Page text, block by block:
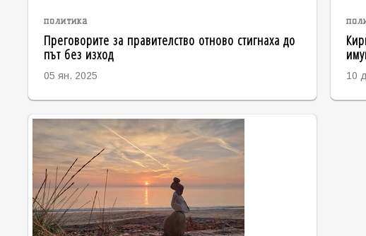
политика
Преговорите за правителство отново стигнаха до
път без изход
05 ян. 2025 10